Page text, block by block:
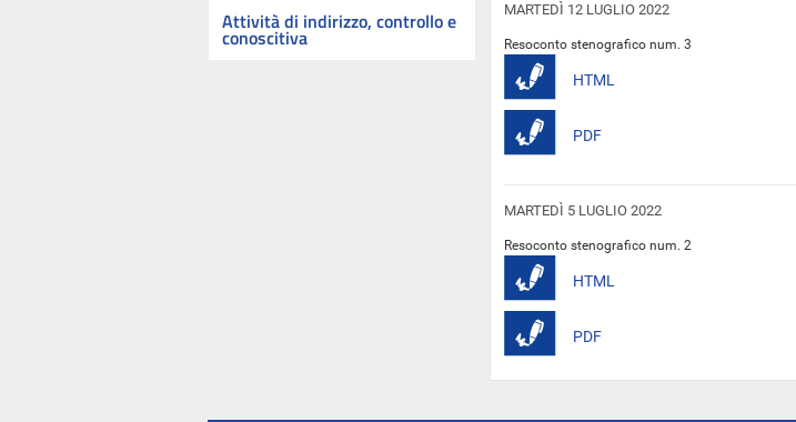
Attività di indirizzo, controllo e
conoscitiva
MARTEDÌ 12 LUGLIO 2022
Resoconto stenografico num. 3
HTML
PDF
MARTEDÌ 5 LUGLIO 2022
Resoconto stenografico num. 2
HTML
PDF